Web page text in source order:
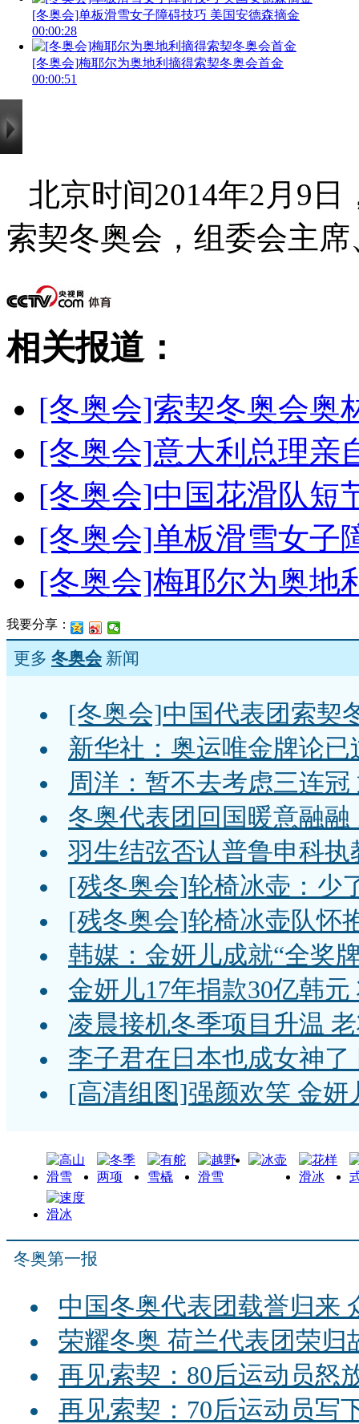
[冬奥会]单板滑雪女子障碍技巧 美国安德森摘金
00:00:28
[冬奥会]梅耶尔为奥地利摘得索契冬奥会首金
00:00:51
北京时间2014年2月9
索契冬奥会，组委会主
相关报道：
[冬奥会]索契冬奥会奥
[冬奥会]意大利总理亲
[冬奥会]中国花滑队短
[冬奥会]单板滑雪女子
[冬奥会]梅耶尔为奥地
我要分享：
更多 冬奥会新闻
[冬奥会]中国代表团索契
新华社：奥运唯金牌论
周洋：暂不去考虑三连
冬奥代表团回国暖意融
羽生结弦否认普鲁申科
[残冬奥会]轮椅冰壶：少
[残冬奥会]轮椅冰壶队怀
韩媒：金妍儿成就“全奖
金妍儿17年捐款30亿韩
凌晨接机冬季项目升温
李子君在日本也成女神
[高清组图]强颜欢笑 金妍
冬奥第一报
中国冬奥代表团载誉归来
荣耀冬奥 荷兰代表团荣归
再见索契：80后运动员怒
再见索契：70后运动员写